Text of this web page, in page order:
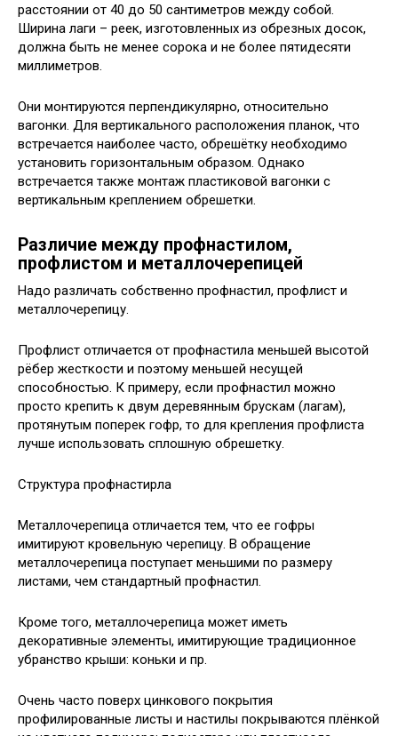
расстоянии от 40 до 50 сантиметров между собой.
Ширина лаги – реек, изготовленных из обрезных досок,
должна быть не менее сорока и не более пятидесяти
миллиметров.
Они монтируются перпендикулярно, относительно
вагонки. Для вертикального расположения планок, что
встречается наиболее часто, обрешётку необходимо
установить горизонтальным образом. Однако
встречается также монтаж пластиковой вагонки с
вертикальным креплением обрешетки.
Различие между профнастилом,
профлистом и металлочерепицей
Надо различать собственно профнастил, профлист и
металлочерепицу.
Профлист отличается от профнастила меньшей высотой
рёбер жесткости и поэтому меньшей несущей
способностью. К примеру, если профнастил можно
просто крепить к двум деревянным брускам (лагам),
протянутым поперек гофр, то для крепления профлиста
лучше использовать сплошную обрешетку.
Структура профнастирла
Металлочерепица отличается тем, что ее гофры
имитируют кровельную черепицу. В обращение
металлочерепица поступает меньшими по размеру
листами, чем стандартный профнастил.
Кроме того, металлочерепица может иметь
декоративные элементы, имитирующие традиционное
убранство крыши: коньки и пр.
Очень часто поверх цинкового покрытия
профилированные листы и настилы покрываются плёнкой